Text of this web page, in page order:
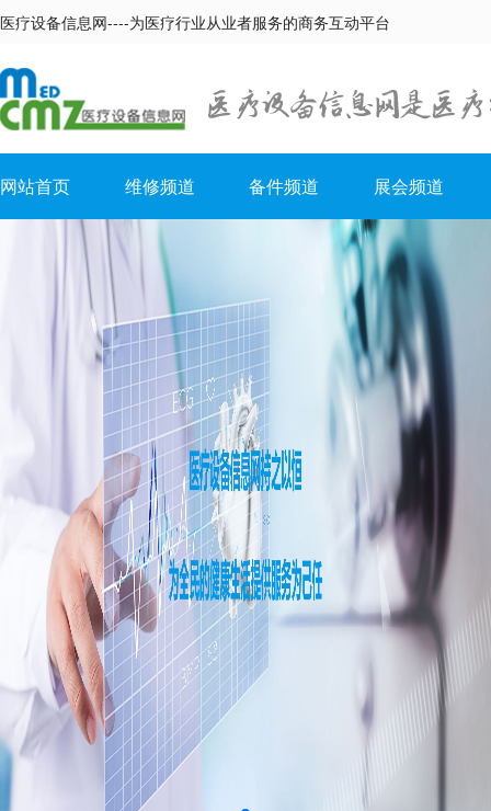
医疗设备信息网----为医疗行业从业者服务的商务互动平台
网站首页 维修频道 备件频道 展会频道